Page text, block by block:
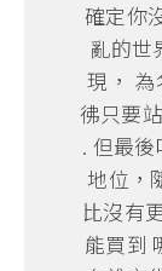
確定你
亂的世
現，
彿只要
. 但最
地位，
比沒有
能買到